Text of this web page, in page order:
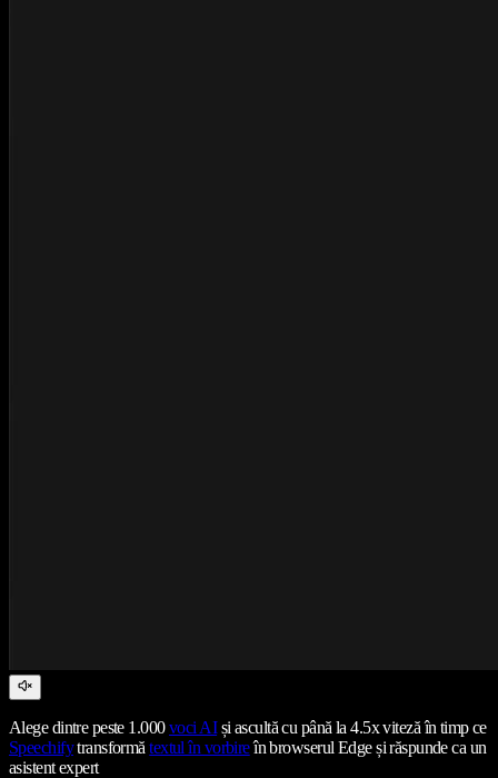
Alege dintre peste 1.000voci AIși ascultă cu până la 4.5x viteză în timp ce
Speechifytransformătextul în vorbireîn browserul Edge și răspunde ca un
asistent expert